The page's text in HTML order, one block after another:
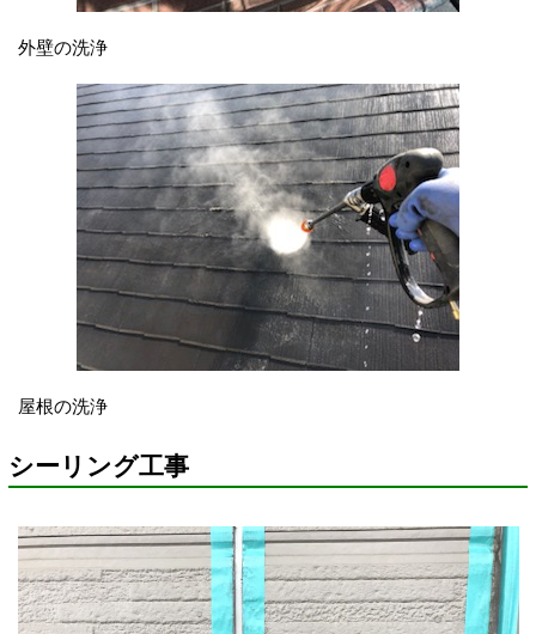
外壁の洗浄
屋根の洗浄
シーリング工事